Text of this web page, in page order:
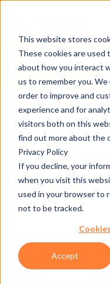
This website stores
These cookies are
about how you interact
us to remember you.
order to improve and
experience and for
visitors both on this
find out more about the
Privacy Policy
If you decline, your
when you visit this
used in your browser to
not to be tracked.
Accept
TOUTES LES
SHARE
20.07.2021
Certification
Axess